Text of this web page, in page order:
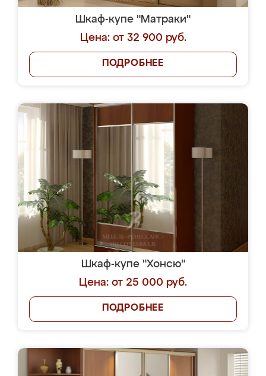
Шкаф-купе "Матраки"
Цена: от 32 900 руб.
ПОДРОБНЕЕ
Шкаф-купе "Хонсю"
Цена: от 25 000 руб.
ПОДРОБНЕЕ